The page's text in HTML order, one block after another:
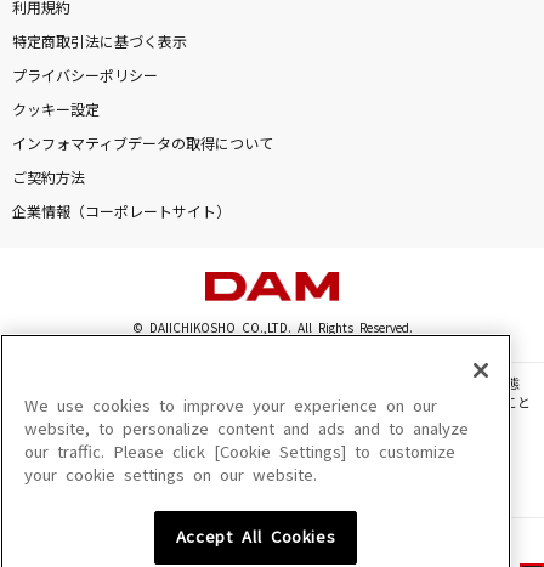
利用規約
特定商取引法に基づく表示
プライバシーポリシー
クッキー設定
インフォマティブデータの取得について
ご契約方法
企業情報（コーポレートサイト）
© DAIICHIKOSHO CO.,LTD. All Rights Reserved.
このサイトに掲載されている一切の文章・画像・写真・動画・音声等を、手段や形態
を問わず、著作権法の定める範囲を超えて無断で複製、転載、ファイル化などすること
を禁じます。
楽曲及びコンテンツは、機種によりご利用いただけない場合があります。
楽曲及びコンテンツの配信日、配信内容が変更になる場合があります。
We use cookies to improve your experience on our
website, to personalize content and ads and to analyze
our traffic. Please click [Cookie Settings] to customize
your cookie settings on our website.
Accept All Cookies